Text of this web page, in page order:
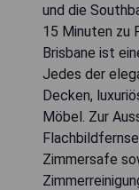
und die
15 Minuten zu
Brisbane ist
Jedes der
Decken,
Möbel. Zur
Zimmersafe